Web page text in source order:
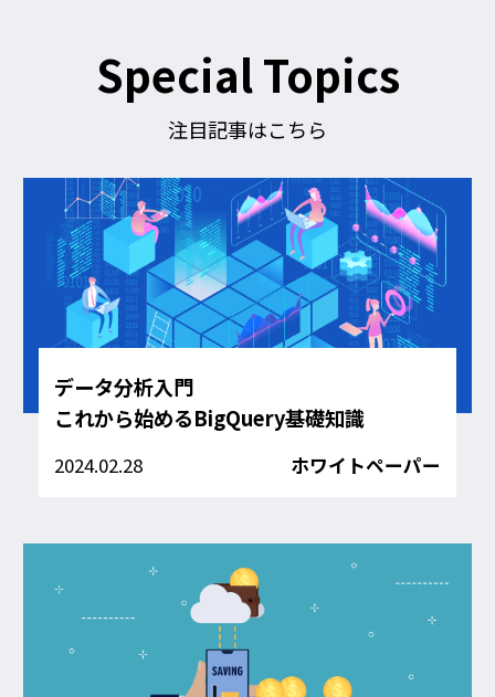
す
る
Special Topics
注目記事はこちら
データ分析入門
これから始めるBigQuery基礎知識
2024.02.28 ホワイトペーパー